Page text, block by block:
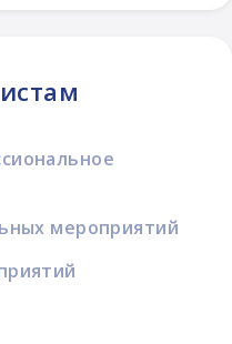
мероприятий